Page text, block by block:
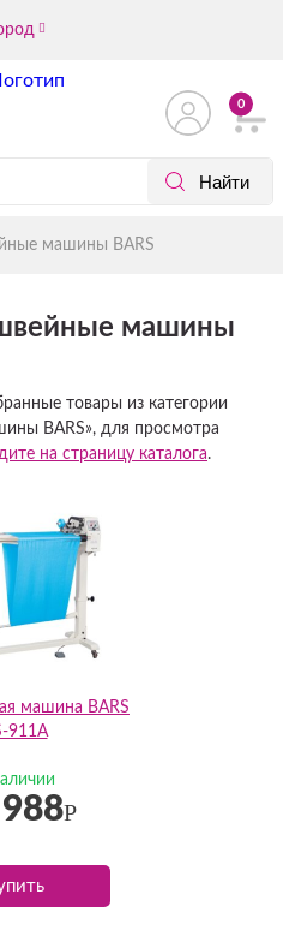
0
машины BARS
машины
товары из категории
BARS», для просмотра
на страницу каталога.
машина BARS
911A
Р